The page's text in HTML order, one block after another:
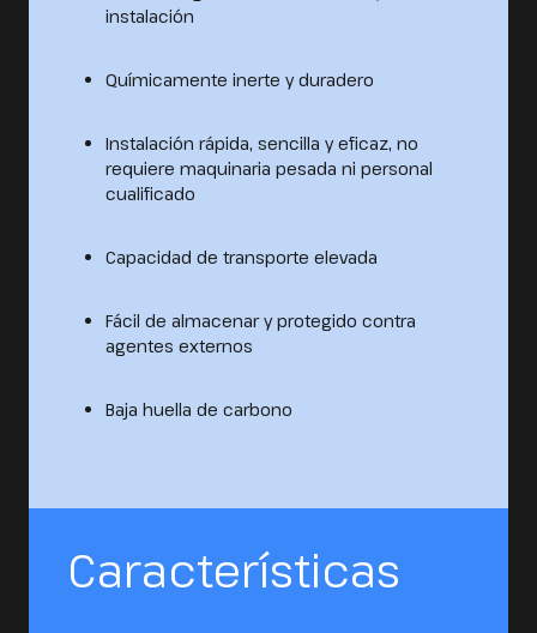
instalación
Químicamente inerte y duradero
Instalación rápida, sencilla y eficaz, no
requiere maquinaria pesada ni personal
cualificado
Capacidad de transporte elevada
Fácil de almacenar y protegido contra
agentes externos
Baja huella de carbono
Características